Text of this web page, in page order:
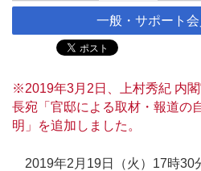
一般・サポート
※2019年3月2日、上村秀紀 内
長宛「官邸による取材・報道の
明」を追加しました。
2019年2月19日（火）17時30